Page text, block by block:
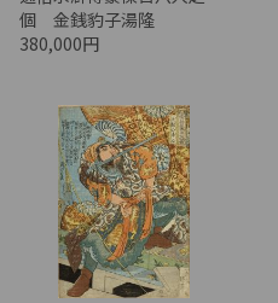
個 金銭豹子湯隆
380,000円